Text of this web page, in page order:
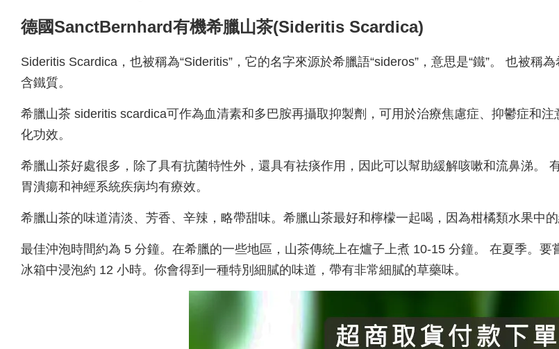
德國SanctBernhard有機希臘山茶(Sideritis Scardica)
Sideritis Scardica，也被稱為“Sideritis”，它的名字來源於希臘語“sideros”，意思是“鐵”。 也被
含鐵質。
希臘山茶 sideritis scardica可作為血清素和多巴胺再攝取抑製劑，可用於治療焦慮症、抑鬱症和
化功效。
希臘山茶好處很多，除了具有抗菌特性外，還具有祛痰作用，因此可以幫助緩解咳嗽和流鼻涕。
胃潰瘍和神經系統疾病均有療效。
希臘山茶的味道清淡、芳香、辛辣，略帶甜味。希臘山茶最好和檸檬一起喝，因為柑橘類水果中
最佳沖泡時間約為 5 分鐘。在希臘的一些地區，山茶傳統上在爐子上煮 10-15 分鐘。 在夏季。
冰箱中浸泡約 12 小時。你會得到一種特別細膩的味道，帶有非常細膩的草藥味。